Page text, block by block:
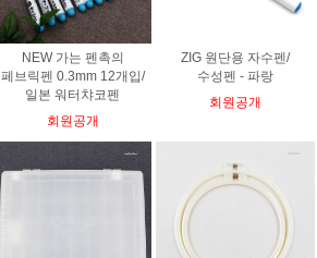
NEW 가는 펜촉의
페브릭펜 0.3mm 12개입/
일본 워터챠코펜
회원공개
ZIG 원단용 자수펜/
수성펜 - 파랑
회원공개